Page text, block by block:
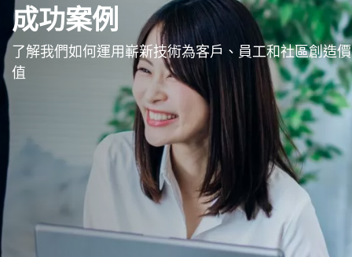
成功案例
了解我們如何運用嶄新技術為客戶、員工和社區創造價
值